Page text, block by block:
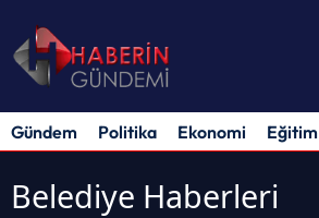
Gündem Politika Ekonomi Eğitim
Belediye Haberleri